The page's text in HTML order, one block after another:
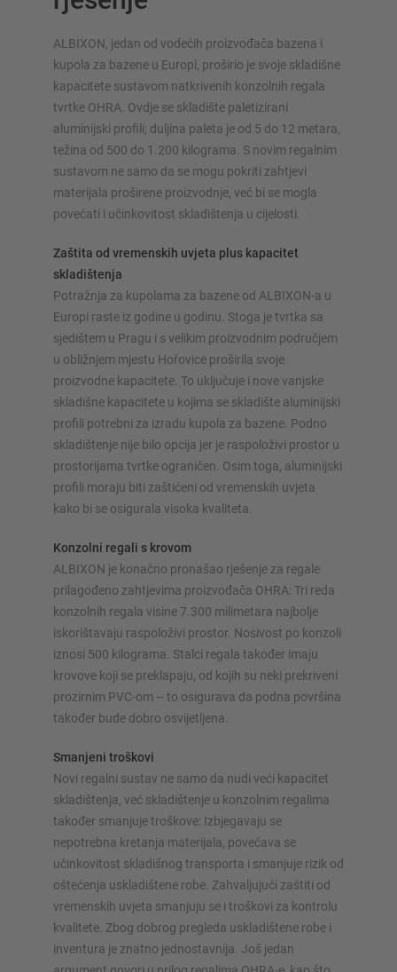
ALBIXON, jedan od vodećih proizvođača bazena i
kupola za bazene u Europi, proširio je svoje skladišne
kapacitete sustavom natkrivenih konzolnih regala
tvrtke OHRA. Ovdje se skladište paletizirani
aluminijski profili; duljina paleta je od 5 do 12 metara,
težina od 500 do 1.200 kilograma. S novim regalnim
sustavom ne samo da se mogu pokriti zahtjevi
materijala proširene proizvodnje, već bi se mogla
povećati i učinkovitost skladištenja u cijelosti.
Zaštita od vremenskih uvjeta plus kapacitet
skladištenja
Potražnja za kupolama za bazene od ALBIXON-a u
Europi raste iz godine u godinu. Stoga je tvrtka sa
sjedištem u Pragu i s velikim proizvodnim područjem
u obližnjem mjestu Hořovice proširila svoje
proizvodne kapacitete. To uključuje i nove vanjske
skladišne kapacitete u kojima se skladište aluminijski
profili potrebni za izradu kupola za bazene. Podno
skladištenje nije bilo opcija jer je raspoloživi prostor u
prostorijama tvrtke ograničen. Osim toga, aluminijski
profili moraju biti zaštićeni od vremenskih uvjeta
kako bi se osigurala visoka kvaliteta.
Konzolni regali s krovom
ALBIXON je konačno pronašao rješenje za regale
prilagođeno zahtjevima proizvođača OHRA: Tri reda
konzolnih regala visine 7.300 milimetara najbolje
iskorištavaju raspoloživi prostor. Nosivost po konzoli
iznosi 500 kilograma. Stalci regala također imaju
krovove koji se preklapaju, od kojih su neki prekriveni
prozirnim PVC-om – to osigurava da podna površina
također bude dobro osvijetljena.
Smanjeni troškovi
Novi regalni sustav ne samo da nudi veći kapacitet
skladištenja, već skladištenje u konzolnim regalima
također smanjuje troškove: Izbjegavaju se
nepotrebna kretanja materijala, povećava se
učinkovitost skladišnog transporta i smanjuje rizik od
oštećenja uskladištene robe. Zahvaljujući zaštiti od
vremenskih uvjeta smanjuju se i troškovi za kontrolu
kvalitete. Zbog dobrog pregleda uskladištene robe i
inventura je znatno jednostavnija. Još jedan
SUSTAVI SKLADIŠTENJA
Paletni regal
Regali na pokretnim kolicama
Automatski sustavi skladištenja
Regalne hale
Skladišni podesti
Planirajte svoj sustav polica individualno s našim
konfiguratorima – uključujući izravni upit
Konfiguriraj policu sada